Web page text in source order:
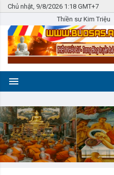
Chủ nhật, 9/8/2026 1:18 GMT+7
Thiền sư Kim Triệu